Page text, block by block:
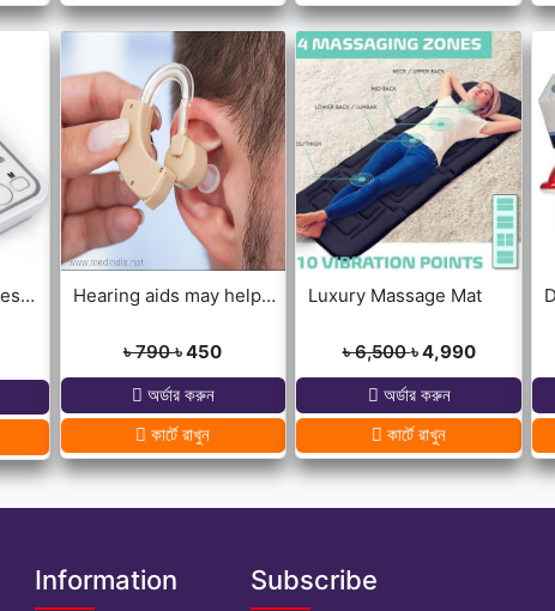
Electronic Blood Pressure Monitor Hearing aids may help improve brain function
৳ 790৳ 450
অর্ডার করুন
কার্টে রাখুন
Luxury Massage Mat
৳ 6,500৳ 4,990
অর্ডার করুন
কার্টে রাখুন
Information Subscribe